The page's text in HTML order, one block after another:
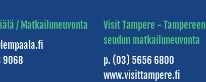
/ Matkailuneuvonta
9068
Visit Tampere - Tampereen
seudun matkailuneuvonta
p. (03) 5656 6800
www.visittampere.fi